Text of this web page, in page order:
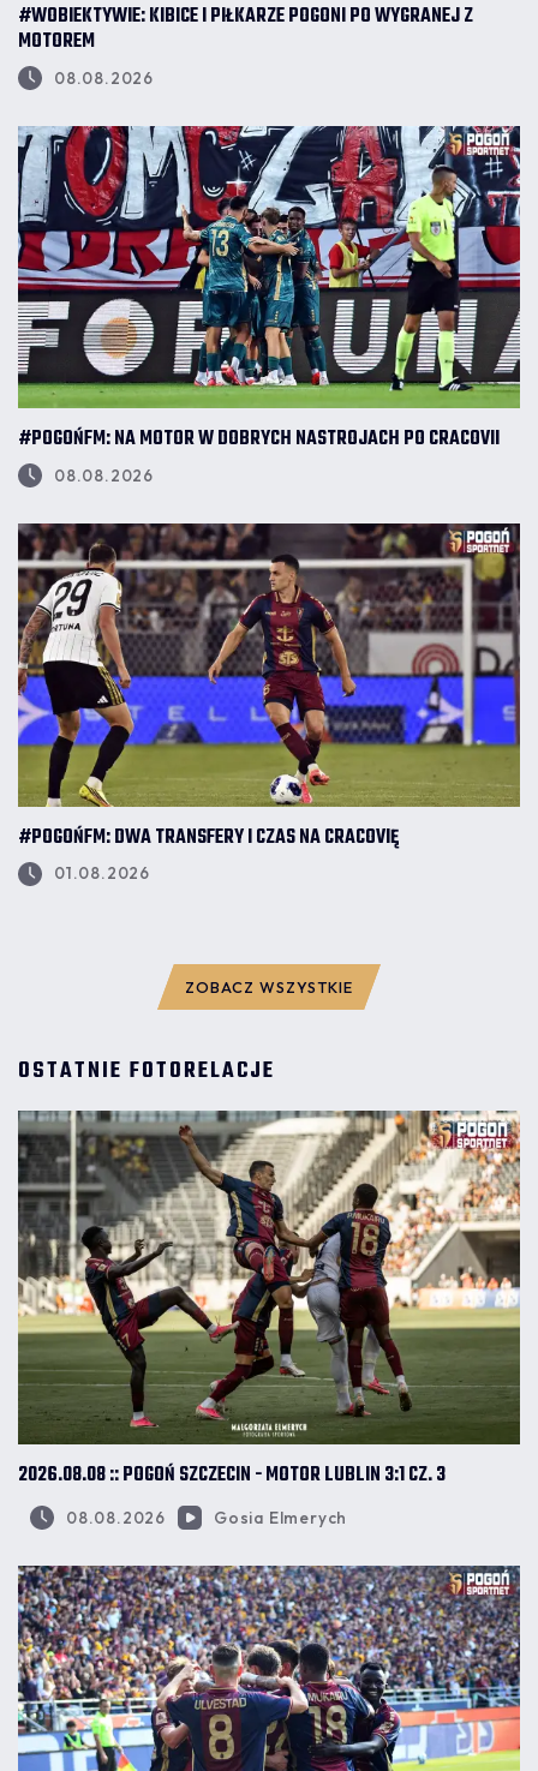
#WOBIEKTYWIE: KIBICE I PIŁKARZE POGONI PO WYGRANEJ Z
MOTOREM
08.08.2026
#POGOŃFM: NA MOTOR W DOBRYCH NASTROJACH PO CRACOVII
08.08.2026
#POGOŃFM: DWA TRANSFERY I CZAS NA CRACOVIĘ
01.08.2026
ZOBACZ WSZYSTKIE
OSTATNIE FOTORELACJE
2026.08.08 :: POGOŃ SZCZECIN - MOTOR LUBLIN 3:1 CZ. 3
08.08.2026 Gosia Elmerych